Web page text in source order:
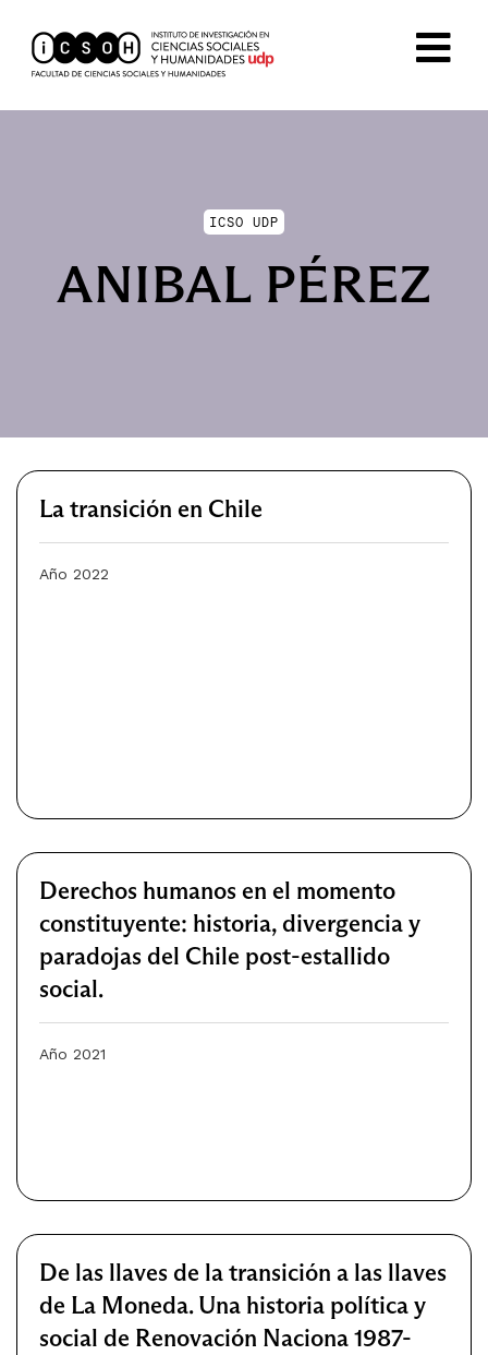
ICSO UDP
ANIBAL PÉREZ
La transición en Chile
Año 2022
Derechos humanos en el momento
constituyente: historia, divergencia y
paradojas del Chile post-estallido
social.
Año 2021
De las llaves de la transición a las llaves
de La Moneda. Una historia política y
social de Renovación Naciona 1987-